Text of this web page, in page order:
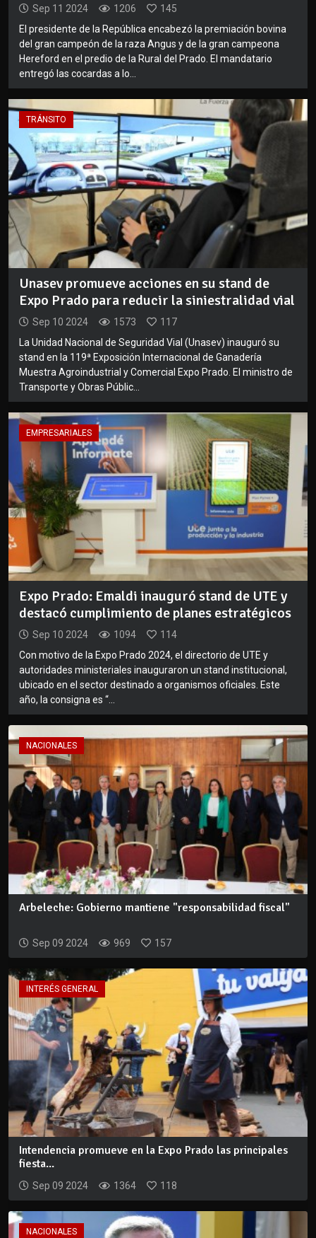
Sep 11 2024 1206
145
El presidente de la República encabezó la premiación bovina
del gran campeón de la raza Angus y de la gran campeona
Hereford en el predio de la Rural del Prado. El mandatario
entregó las cocardas a lo...
TRÁNSITO
Unasev promueve acciones en su stand de
Expo Prado para reducir la siniestralidad vial
Sep 10 2024 1573
117
La Unidad Nacional de Seguridad Vial (Unasev) inauguró su
stand en la 119ª Exposición Internacional de Ganadería
Muestra Agroindustrial y Comercial Expo Prado. El ministro de
Transporte y Obras Públic...
EMPRESARIALES
Expo Prado: Emaldi inauguró stand de UTE y
destacó cumplimiento de planes estratégicos
Sep 10 2024 1094
114
Con motivo de la Expo Prado 2024, el directorio de UTE y
autoridades ministeriales inauguraron un stand institucional,
ubicado en el sector destinado a organismos oficiales. Este
año, la consigna es “...
NACIONALES
Arbeleche: Gobierno mantiene "responsabilidad fiscal"
Sep 09 2024 969 157
INTERÉS GENERAL
Intendencia promueve en la Expo Prado las principales
fiesta...
Sep 09 2024 1364 118
NACIONALES